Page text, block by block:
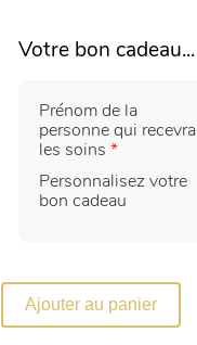
Prénom de la
personne qui recevra
les soins *
Personnalisez votre
bon cadeau
de
Happy
Feet
Ajouter au panier